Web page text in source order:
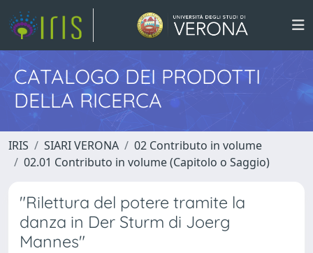
CATALOGO DEI PRODOTTI
DELLA RICERCA
IRIS SIARI VERONA
02 Contributo in volume
02.01 Contributo in volume (Capitolo o Saggio)
"Rilettura del potere tramite la
danza in Der Sturm di Joerg
Mannes"